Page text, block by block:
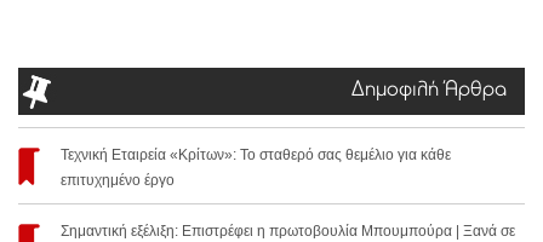
Δημοφιλή Άρθρα
Τεχνική Εταιρεία «Κρίτων»: Το σταθερό σας θεμέλιο για κάθε
επιτυχημένο έργο
Σημαντική εξέλιξη: Επιστρέφει η πρωτοβουλία Μπουμπούρα | Ξανά σε